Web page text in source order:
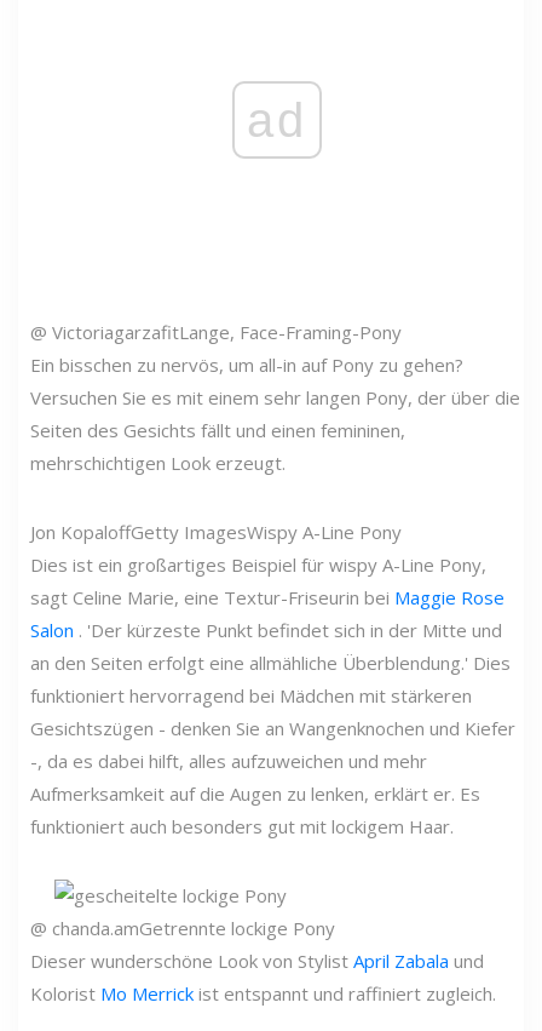
ad
@ VictoriagarzafitLange, Face-Framing-Pony
Ein bisschen zu nervös, um all-in auf Pony zu gehen?
Versuchen Sie es mit einem sehr langen Pony, der über die
Seiten des Gesichts fällt und einen femininen,
mehrschichtigen Look erzeugt.
Jon KopaloffGetty ImagesWispy A-Line Pony
Dies ist ein großartiges Beispiel für wispy A-Line Pony,
sagt Celine Marie, eine Textur-Friseurin bei Maggie Rose
Salon . 'Der kürzeste Punkt befindet sich in der Mitte und
an den Seiten erfolgt eine allmähliche Überblendung.' Dies
funktioniert hervorragend bei Mädchen mit stärkeren
Gesichtszügen - denken Sie an Wangenknochen und Kiefer
-, da es dabei hilft, alles aufzuweichen und mehr
Aufmerksamkeit auf die Augen zu lenken, erklärt er. Es
funktioniert auch besonders gut mit lockigem Haar.
@ chanda.amGetrennte lockige Pony
Dieser wunderschöne Look von Stylist April Zabala und
Kolorist Mo Merrick ist entspannt und raffiniert zugleich.